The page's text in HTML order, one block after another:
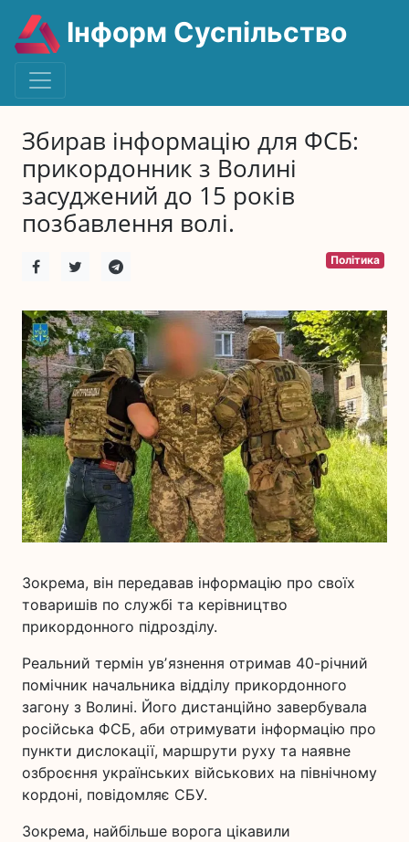
Інформ Суспільство
Збирав інформацію для ФСБ:
прикордонник з Волині
засуджений до 15 років
позбавлення волі.
Політика
Зокрема, він передавав інформацію про своїх
товаришів по службі та керівництво
прикордонного підрозділу.
Реальний термін увʼязнення отримав 40-річний
помічник начальника відділу прикордонного
загону з Волині. Його дистанційно завербувала
російська ФСБ, аби отримувати інформацію про
пункти дислокації, маршрути руху та наявне
озброєння українських військових на північному
кордоні, повідомляє СБУ.
Зокрема, найбільше ворога цікавили